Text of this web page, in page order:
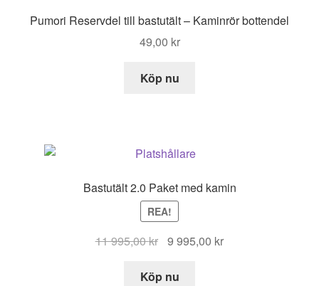
Pumori Reservdel till bastutält – Kaminrör bottendel
49,00 kr
Köp nu
Bastutält 2.0 Paket med kamin
REA!
11 995,00kr Det
priset
9 995,00 krDet
Köp nu